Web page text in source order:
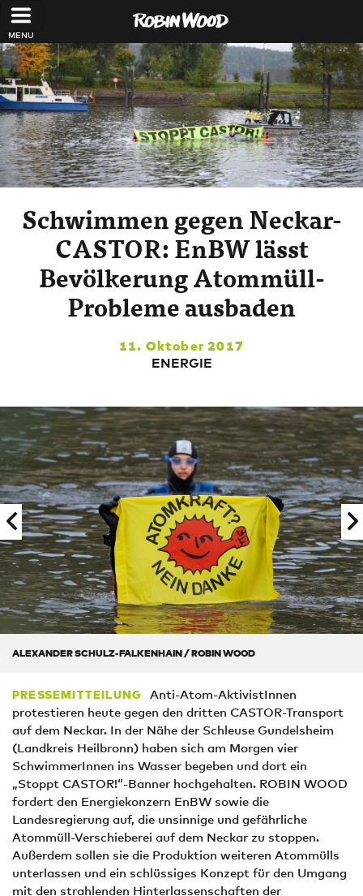
Direkt zum Inhalt
Schwimmen gegen Neckar-
CASTOR: EnBW lässt
Bevölkerung Atommüll-
Probleme ausbaden
11. Oktober 2017
ENERGIE
ALEXANDER SCHULZ-FALKENHAIN / ROBIN WOOD
PRESSEMITTEILUNG
Anti-Atom-AktivistInnen
protestieren heute gegen den dritten CASTOR-Transport
auf dem Neckar. In der Nähe der Schleuse Gundelsheim
(Landkreis Heilbronn) haben sich am Morgen vier
SchwimmerInnen ins Wasser begeben und dort ein
„Stoppt CASTOR!“-Banner hochgehalten. ROBIN WOOD
fordert den Energiekonzern EnBW sowie die
Landesregierung auf, die unsinnige und gefährliche
Atommüll-Verschieberei auf dem Neckar zu stoppen.
Außerdem sollen sie die Produktion weiteren Atommülls
unterlassen und ein schlüssiges Konzept für den Umgang
mit den strahlenden Hinterlassenschaften der